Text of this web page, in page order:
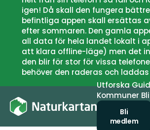
igen! Då skall den fungera
befintliga appen skall ersättas
efter sommaren. Den gamla
all data för hela landet lokalt i
att klara offline-läge) men det
den blir för stor för vissa
behöver den raderas och
Utforska
Kommuner
Bli
medlem